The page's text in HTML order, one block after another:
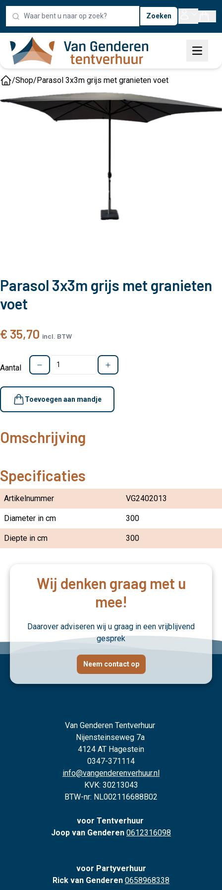
Zoeken
/Shop/Parasol 3x3m grijs met granieten voet
Parasol 3x3m grijs met granieten
voet
€ 35,70 incl. BTW
Aantal
Toevoegen aan mandje
Omschrijving
Specificaties
Artikelnummer VG2402013
Diameter in cm 300
Diepte in cm 300
Wij denken graag met u
mee!
Daarover adviseren wij u graag in een vrijblijvend
gesprek
Neem contact op
Van Genderen Tentverhuur
Nijensteinseweg 7a
4124 AT Hagestein
0347-371114
info@vangenderenverhuur.nl
KVK: 30213043
BTW-nr: NL002116688B02
voor Tentverhuur
Joop van Genderen 0612316098
voor Partyverhuur
Rick van Genderen 0658968338